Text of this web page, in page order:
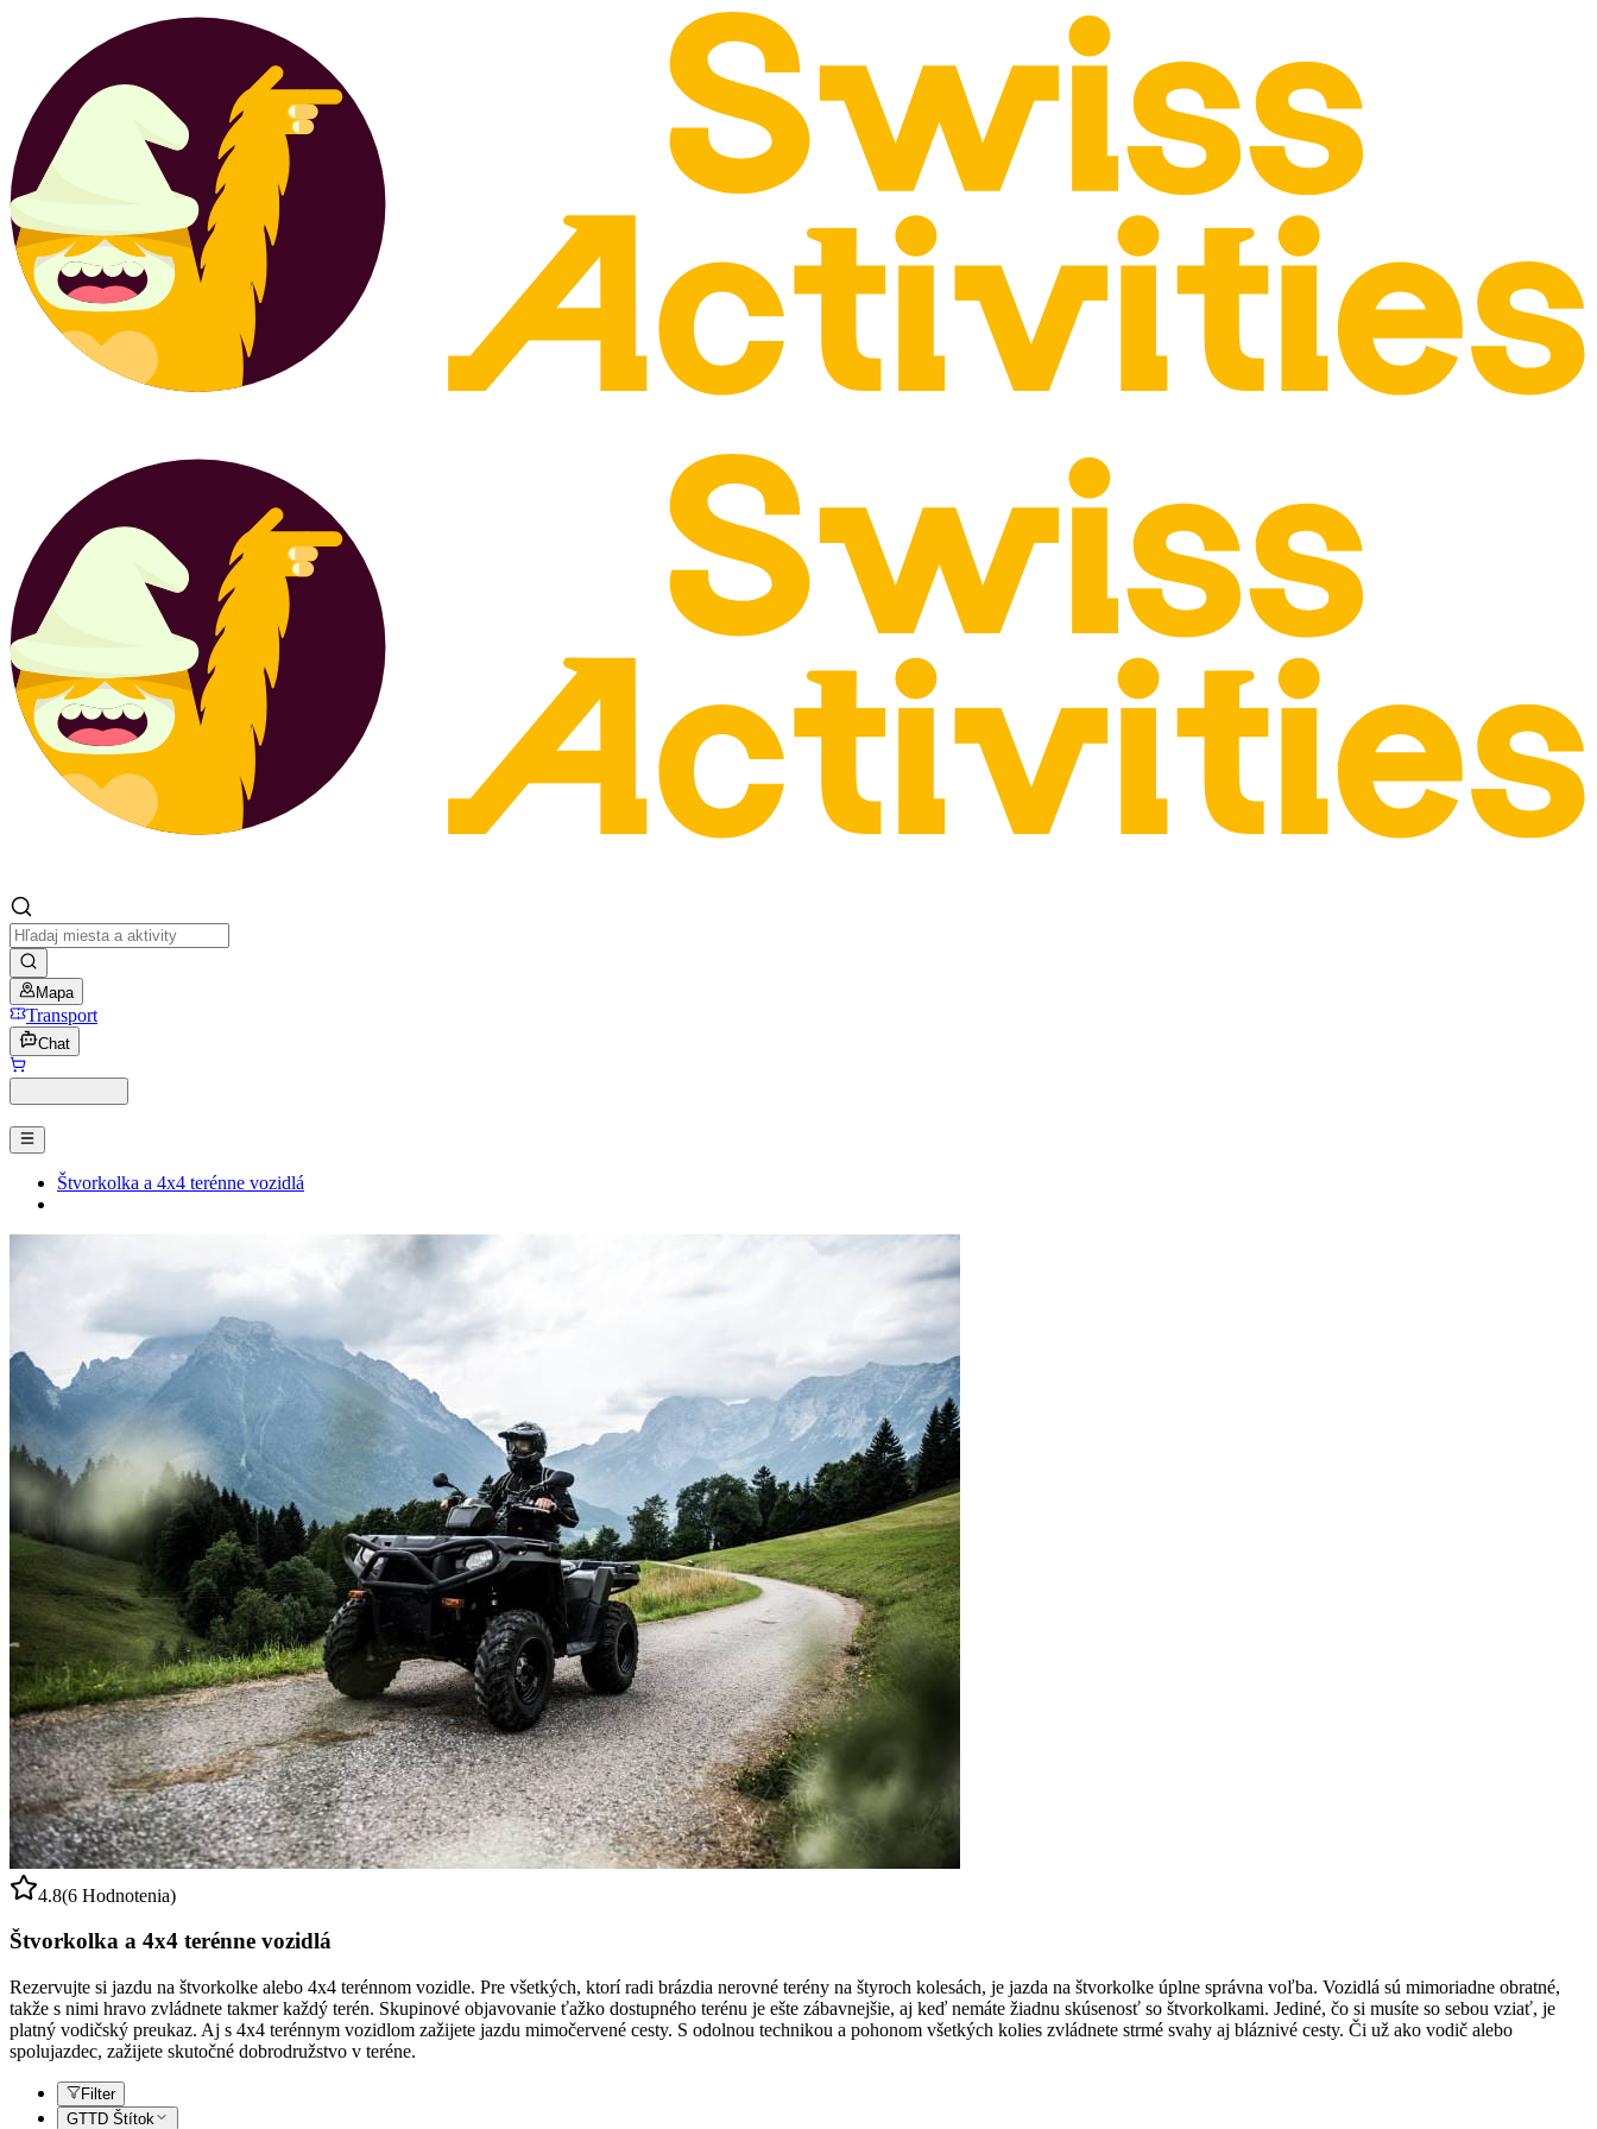
Mapa
Transport
Chat
Štvorkolka a 4x4 terénne vozidlá
4.8(6 Hodnotenia)
Štvorkolka a 4x4 terénne vozidlá
Rezervujte si jazdu na štvorkolke alebo 4x4 terénnom vozidle. Pre všetkých, ktorí radi brázdia nerovné terény na štyroch kolesách, je jazda na štvorkolke úplne správna voľba. Vozidlá sú mimoriadne obratné,
takže s nimi hravo zvládnete takmer každý terén. Skupinové objavovanie ťažko dostupného terénu je ešte zábavnejšie, aj keď nemáte žiadnu skúsenosť so štvorkolkami. Jediné, čo si musíte so sebou vziať, je
platný vodičský preukaz. Aj s 4x4 terénnym vozidlom zažijete jazdu mimočervené cesty. S odolnou technikou a pohonom všetkých kolies zvládnete strmé svahy aj bláznivé cesty. Či už ako vodič alebo
spolujazdec, zažijete skutočné dobrodružstvo v teréne.
Filter
GTTD Štítok